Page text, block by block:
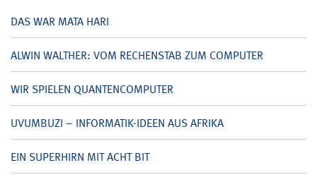
DAS WAR MATA HARI
ALWIN WALTHER: VOM RECHENSTAB ZUM COMPUTER
WIR SPIELEN QUANTENCOMPUTER
UVUMBUZI – INFORMATIK-IDEEN AUS AFRIKA
EIN SUPERHIRN MIT ACHT BIT